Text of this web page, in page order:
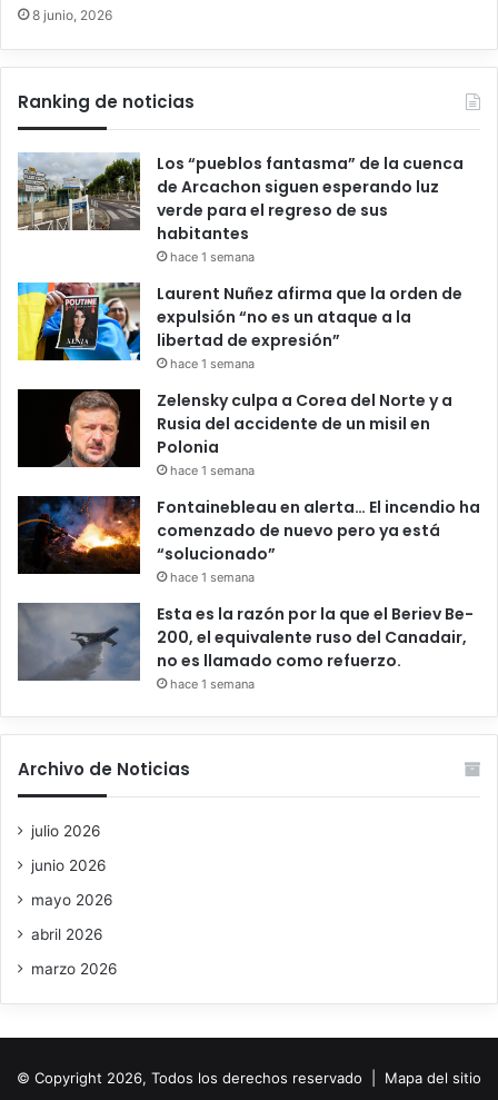
8 junio, 2026
Ranking de noticias
Los “pueblos fantasma” de la cuenca
de Arcachon siguen esperando luz
verde para el regreso de sus
habitantes
hace 1 semana
Laurent Nuñez afirma que la orden de
expulsión “no es un ataque a la
libertad de expresión”
hace 1 semana
Zelensky culpa a Corea del Norte y a
Rusia del accidente de un misil en
Polonia
hace 1 semana
Fontainebleau en alerta… El incendio ha
comenzado de nuevo pero ya está
“solucionado”
hace 1 semana
Esta es la razón por la que el Beriev Be-
200, el equivalente ruso del Canadair,
no es llamado como refuerzo.
hace 1 semana
Archivo de Noticias
julio 2026
junio 2026
mayo 2026
abril 2026
marzo 2026
© Copyright 2026, Todos los derechos reservado | Mapa del sitio